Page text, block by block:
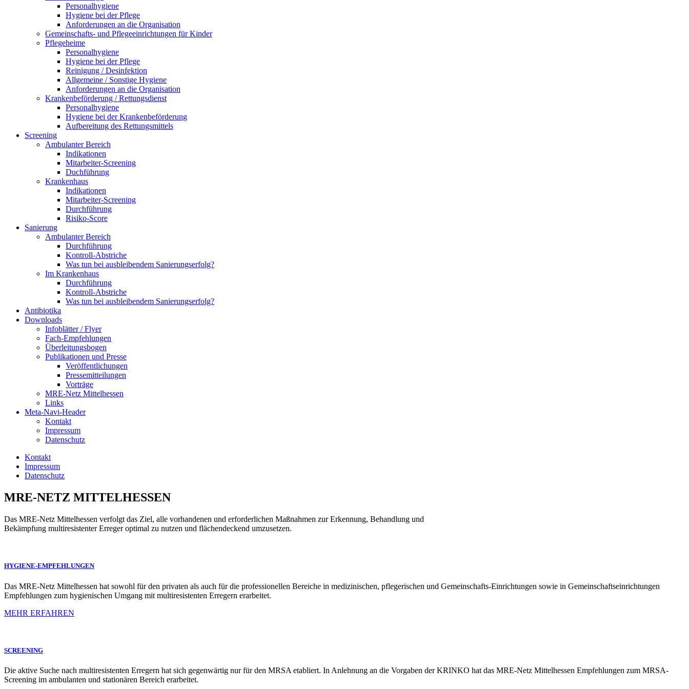
Personalhygiene
Hygiene bei der Pflege
Anforderungen an die Organisation
Gemeinschafts- und Pflegeeinrichtungen für Kinder
Pflegeheime
Personalhygiene
Hygiene bei der Pflege
Reinigung / Desinfektion
Allgemeine / Sonstige Hygiene
Anforderungen an die Organisation
Krankenbeförderung / Rettungsdienst
Personalhygiene
Hygiene bei der Krankenbeförderung
Aufbereitung des Rettungsmittels
Screening
Ambulanter Bereich
Indikationen
Mitarbeiter-Screening
Duchführung
Krankenhaus
Indikationen
Mitarbeiter-Screening
Durchführung
Risiko-Score
Sanierung
Ambulanter Bereich
Durchführung
Kontroll-Abstriche
Was tun bei ausbleibendem Sanierungserfolg?
Im Krankenhaus
Durchführung
Kontroll-Abstriche
Was tun bei ausbleibendem Sanierungserfolg?
Antibiotika
Downloads
Infoblätter / Flyer
Fach-Empfehlungen
Überleitungsbogen
Publikationen und Presse
Veröffentlichungen
Pressemitteilungen
Vorträge
MRE-Netz Mittelhessen
Links
Meta-Navi-Header
Kontakt
Impressum
Datenschutz
Kontakt
Impressum
Datenschutz
MRE-NETZ MITTELHESSEN
Das MRE-Netz Mittelhessen verfolgt das Ziel, alle vorhandenen und erforderlichen Maßnahmen zur Erkennung, Behandlung und
Bekämpfung multiresistenter Erreger optimal zu nutzen und flächendeckend umzusetzen.
HYGIENE-EMPFEHLUNGEN
Das MRE-Netz Mittelhessen hat sowohl für den privaten als auch für die professionellen Bereiche in medizinischen, pflegerischen und Gemeinschafts-Einrichtungen sowie in Gemeinschaftseinrichtungen
Empfehlungen zum hygienischen Umgang mit multiresistenten Erregern erarbeitet.
MEHR ERFAHREN
SCREENING
Die aktive Suche nach multiresistenten Erregern hat sich gegenwärtig nur für den MRSA etabliert. In Anlehnung an die Vorgaben der KRINKO hat das MRE-Netz Mittelhessen Empfehlungen zum MRSA-
Screening im ambulanten und stationären Bereich erarbeitet.